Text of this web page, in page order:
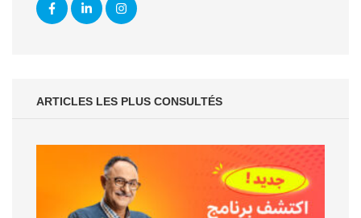
ARTICLES LES PLUS CONSULTÉS